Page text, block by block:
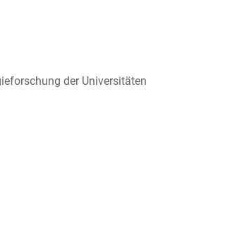
der Universitäten